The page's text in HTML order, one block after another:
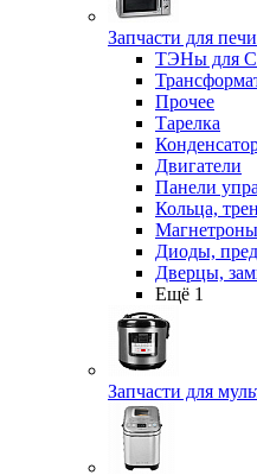
Запчасти для
ТЭНы для
Прочее
Тарелка
Двигатели
Панели
Кольца,
Магнетроны
Диоды,
Дверцы,
Ещё 1
Запчасти для